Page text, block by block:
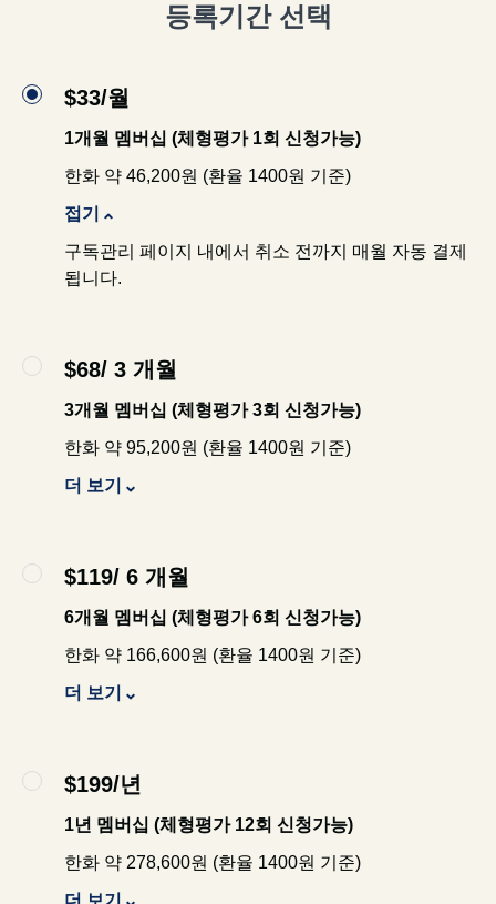
등록기간 선택
$33/월
1개월 멤버십 (체형평가 1회 신청가능)
한화 약 46,200원 (환율 1400원 기준)
접기
구독관리 페이지 내에서 취소 전까지 매월 자동 결제
됩니다.
$68/ 3 개월
3개월 멤버십 (체형평가 3회 신청가능)
한화 약 95,200원 (환율 1400원 기준)
더 보기
$119/ 6 개월
6개월 멤버십 (체형평가 6회 신청가능)
한화 약 166,600원 (환율 1400원 기준)
더 보기
$199/년
1년 멤버십 (체형평가 12회 신청가능)
한화 약 278,600원 (환율 1400원 기준)